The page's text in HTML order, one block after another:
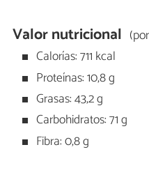
Valor nutricional
Calorías: 711 kcal
Proteínas: 10,8 g
Grasas: 43,2 g
Carbohidratos: 71 g
Fibra: 0,8 g